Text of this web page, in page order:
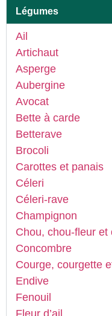
Légumes
Ail
Artichaut
Asperge
Aubergine
Avocat
Bette à carde
Betterave
Brocoli
Carottes et panais
Céleri
Céleri-rave
Champignon
Chou, chou-fleur
Concombre
Courge, courgette
Endive
Fenouil